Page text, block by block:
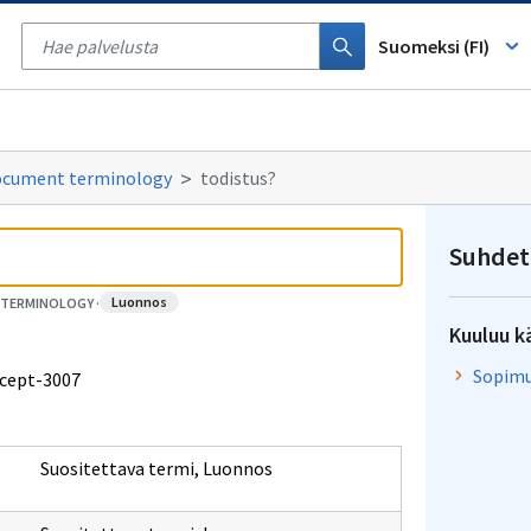
Tyhjennä
haku
Suomeksi (FI)
terminology todistus?
· luonnos
3007
Suositettava termi, Luonnos
Kuuluu